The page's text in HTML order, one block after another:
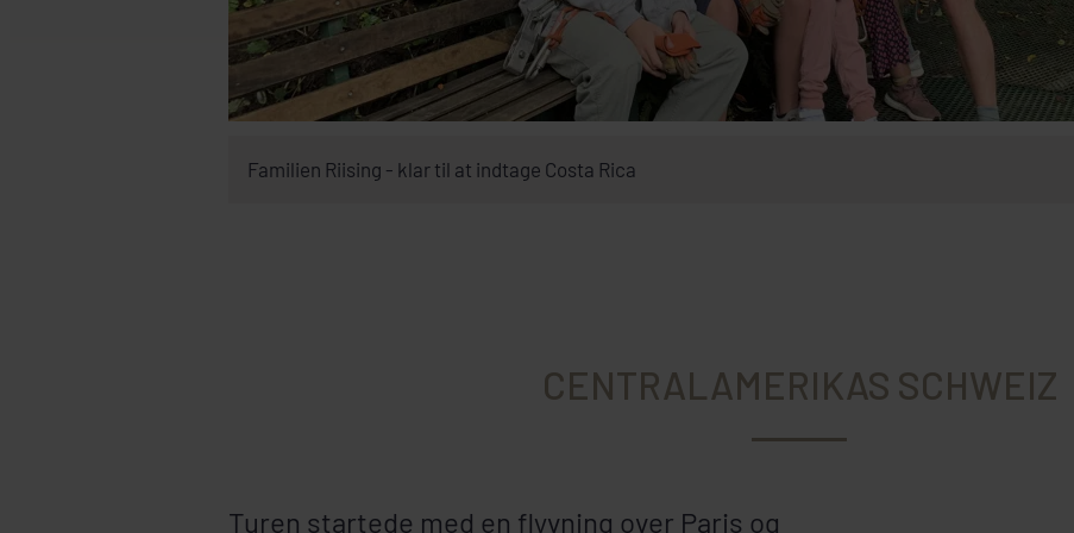
Familien Riising - klar til at indtage Costa Rica
CENTRALAMERIKAS SCHWEIZ
Turen startede med en flyvning over Paris og